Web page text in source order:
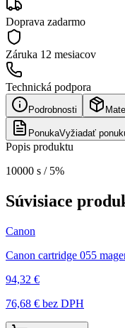
Doprava zadarmo
Záruka 12 mesiacov
Technická podpora
Podrobnosti
PonukaVyžiadať
Popis produktu
10000 s / 5%
Súvisiace
Canon
Canon cartridge 055
94,32 €
76,68 € bez DPH